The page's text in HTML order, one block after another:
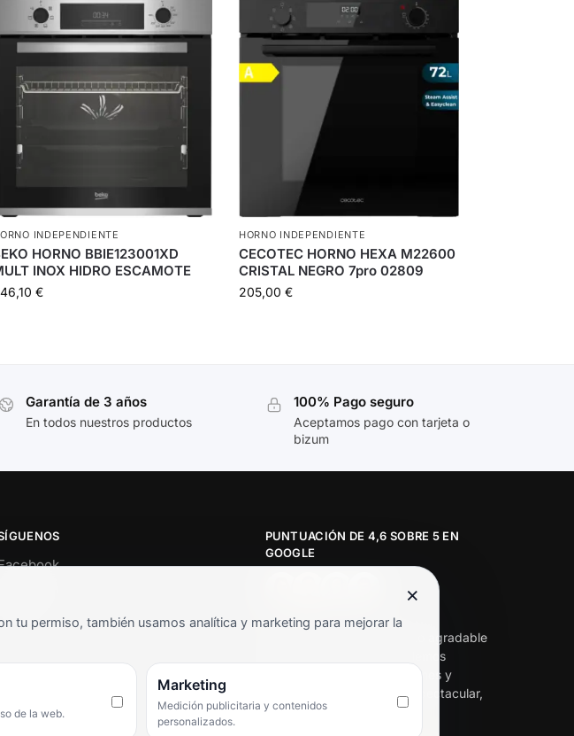
INDEPENDIENTE
HORNO BBIE123001XD
INOX HIDRO ESCAMOTE
€
HORNO INDEPENDIENTE
CECOTEC HORNO HEXA M22600
CRISTAL NEGRO 7pro 02809
205,00€
Garantía de 3 años
En todos nuestros productos
100% Pago seguro
Aceptamos pago con tarjeta o
bizum
PUNTUACIÓN DE 4,6 SOBRE 5 EN
GOOGLE
★★★★★
«Servicio de calidad y trato agradable
con precios excelentes. Hemos
comprado en varias ocasiones y
siempre dan respuesta. Espectacular,
servicio de 10.»
×
tu permiso, también usamos analítica y marketing para mejorar la
de la web.
Marketing
Medición publicitaria y contenidos
personalizados.